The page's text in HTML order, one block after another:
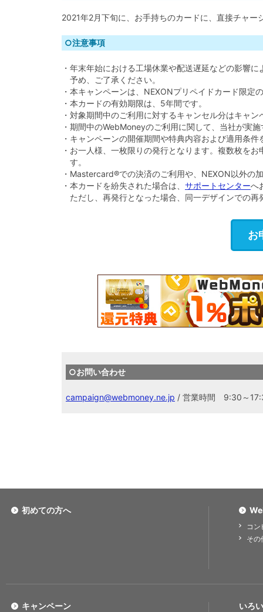
2021年2月下旬に、お手持ちのカードに、直接チャー
○注意事項
・年末年始における工場休業や配送遅延などの影響
予め、ご了承ください。
・本キャンペーンは、NEXONプリペイドカード限定
・本カードの有効期限は、5年間です。
・対象期間中のご利用に対するキャンセル分はキャ
・期間中のWebMoneyのご利用に関して、当社が実
・キャンペーンの開催期間や特典内容および適用条
・お一人様、一枚限りの発行となります。複数枚を
す。
・Mastercard®での決済のご利用や、NEXON以外の
・本カードを紛失された場合は、 サポートセンターへ
ただし、再発行となった場合、同一デザインでの再
お
○お問い合わせ
campaign@webmoney.ne.jp / 営業時間 9:30～
初めての方へ
コ
その
いろ
キャンペーン